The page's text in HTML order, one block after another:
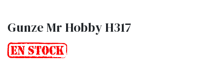
Gunze Mr Hobby H317